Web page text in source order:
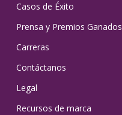
Casos de Éxito
Prensa y Premios Ganados
Carreras
Contáctanos
Legal
Recursos de marca